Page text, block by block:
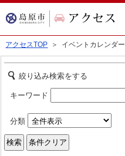
アクセスTOP ＞ イベントカレンダー
絞り込み検索をする
キーワード
分類